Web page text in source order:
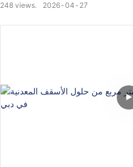
2026 04 27
248 views.